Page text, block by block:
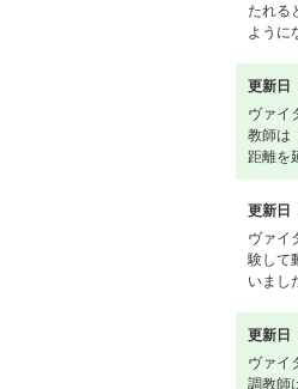
たれる
ように
更新日
ヴァイ
教師は
距離を
更新日
ヴァイ
験して
いまし
更新日
ヴァイ
調教師